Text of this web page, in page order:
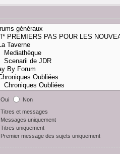
Oui
Non
Titres et messages
Messages uniquement
Titres uniquement
Premier message des sujets uniquement